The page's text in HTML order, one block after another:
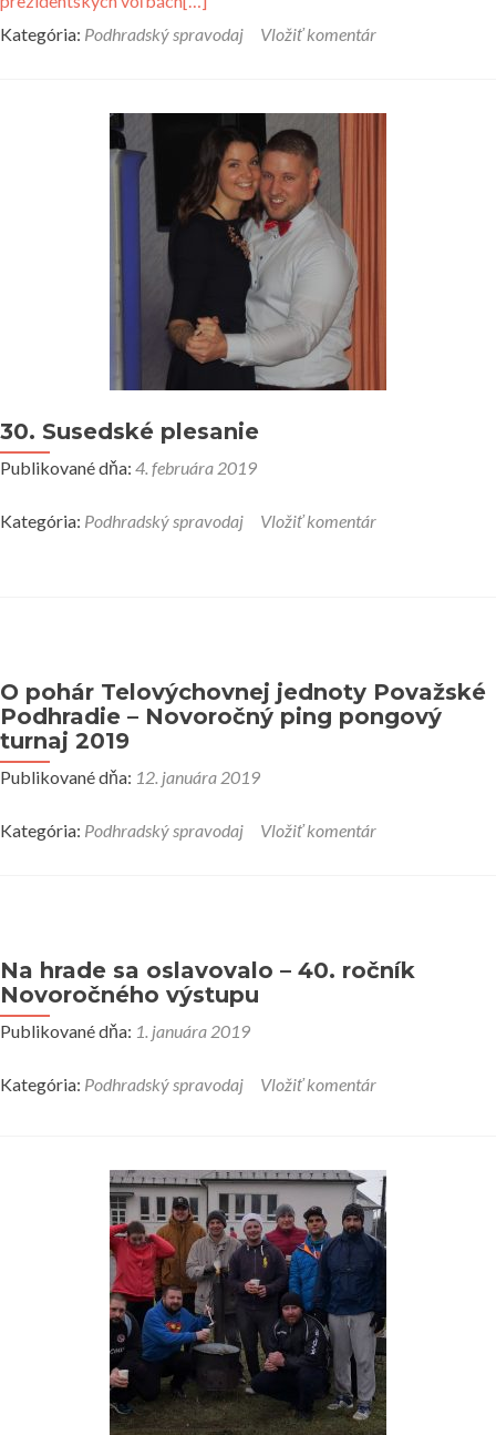
Kategória: Podhradský spravodaj Vložiť komentár
30. Susedské plesanie
Publikované dňa: 4. februára 2019
Kategória: Podhradský spravodaj Vložiť komentár
O pohár Telovýchovnej jednoty Považské
Podhradie – Novoročný ping pongový
turnaj 2019
Publikované dňa: 12. januára 2019
Kategória: Podhradský spravodaj Vložiť komentár
Na hrade sa oslavovalo – 40. ročník
Novoročného výstupu
Publikované dňa: 1. januára 2019
Kategória: Podhradský spravodaj Vložiť komentár